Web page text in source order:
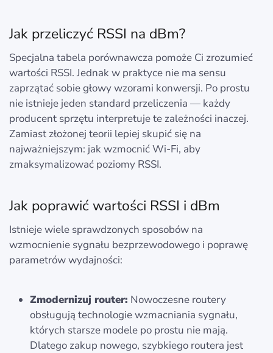
Jak przeliczyć RSSI na dBm?
Specjalna tabela porównawcza pomoże Ci zrozumieć
wartości RSSI. Jednak w praktyce nie ma sensu
zaprzątać sobie głowy wzorami konwersji. Po prostu
nie istnieje jeden standard przeliczenia — każdy
producent sprzętu interpretuje te zależności inaczej.
Zamiast złożonej teorii lepiej skupić się na
najważniejszym: jak wzmocnić Wi‑Fi, aby
zmaksymalizować poziomy RSSI.
Jak poprawić wartości RSSI i dBm
Istnieje wiele sprawdzonych sposobów na
wzmocnienie sygnału bezprzewodowego i poprawę
parametrów wydajności:
Zmodernizuj router: Nowoczesne routery
obsługują technologie wzmacniania sygnału,
których starsze modele po prostu nie mają.
Dlatego zakup nowego, szybkiego routera jest